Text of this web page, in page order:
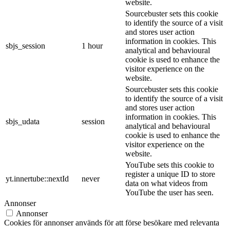
website.
sbjs_session 1 hour
Sourcebuster sets this cookie
to identify the source of a visit
and stores user action
information in cookies. This
analytical and behavioural
cookie is used to enhance the
visitor experience on the
website.
sbjs_udata session
Sourcebuster sets this cookie
to identify the source of a visit
and stores user action
information in cookies. This
analytical and behavioural
cookie is used to enhance the
visitor experience on the
website.
yt.innertube::nextId never
YouTube sets this cookie to
register a unique ID to store
data on what videos from
YouTube the user has seen.
Annonser
Annonser
Cookies för annonser används för att förse besökare med relevanta